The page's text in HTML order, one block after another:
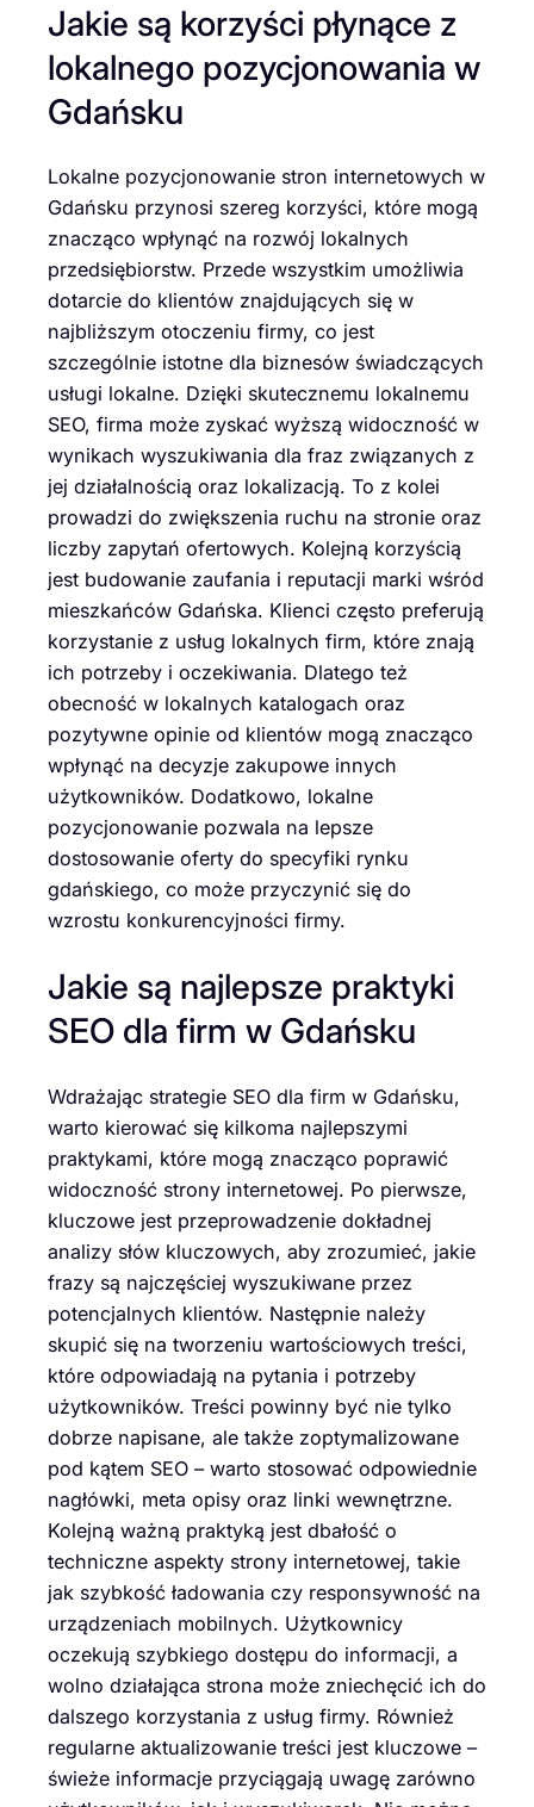
Jakie są korzyści płynące z
lokalnego pozycjonowania w
Gdańsku
Lokalne pozycjonowanie stron internetowych w
Gdańsku przynosi szereg korzyści, które mogą
znacząco wpłynąć na rozwój lokalnych
przedsiębiorstw. Przede wszystkim umożliwia
dotarcie do klientów znajdujących się w
najbliższym otoczeniu firmy, co jest
szczególnie istotne dla biznesów świadczących
usługi lokalne. Dzięki skutecznemu lokalnemu
SEO, firma może zyskać wyższą widoczność w
wynikach wyszukiwania dla fraz związanych z
jej działalnością oraz lokalizacją. To z kolei
prowadzi do zwiększenia ruchu na stronie oraz
liczby zapytań ofertowych. Kolejną korzyścią
jest budowanie zaufania i reputacji marki wśród
mieszkańców Gdańska. Klienci często preferują
korzystanie z usług lokalnych firm, które znają
ich potrzeby i oczekiwania. Dlatego też
obecność w lokalnych katalogach oraz
pozytywne opinie od klientów mogą znacząco
wpłynąć na decyzje zakupowe innych
użytkowników. Dodatkowo, lokalne
pozycjonowanie pozwala na lepsze
dostosowanie oferty do specyfiki rynku
gdańskiego, co może przyczynić się do
wzrostu konkurencyjności firmy.
Jakie są najlepsze praktyki
SEO dla firm w Gdańsku
Wdrażając strategie SEO dla firm w Gdańsku,
warto kierować się kilkoma najlepszymi
praktykami, które mogą znacząco poprawić
widoczność strony internetowej. Po pierwsze,
kluczowe jest przeprowadzenie dokładnej
analizy słów kluczowych, aby zrozumieć, jakie
frazy są najczęściej wyszukiwane przez
potencjalnych klientów. Następnie należy
skupić się na tworzeniu wartościowych treści,
które odpowiadają na pytania i potrzeby
użytkowników. Treści powinny być nie tylko
dobrze napisane, ale także zoptymalizowane
pod kątem SEO – warto stosować odpowiednie
nagłówki, meta opisy oraz linki wewnętrzne.
Kolejną ważną praktyką jest dbałość o
techniczne aspekty strony internetowej, takie
jak szybkość ładowania czy responsywność na
urządzeniach mobilnych. Użytkownicy
oczekują szybkiego dostępu do informacji, a
wolno działająca strona może zniechęcić ich do
dalszego korzystania z usług firmy. Również
regularne aktualizowanie treści jest kluczowe –
świeże informacje przyciągają uwagę zarówno